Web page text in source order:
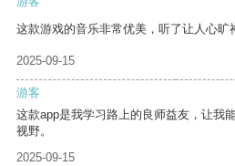
这款游戏的音乐非常优美，听了让人心旷
2025-09-15
游客
这款app是我学习路上的良师益友，让我
视野。
2025-09-15